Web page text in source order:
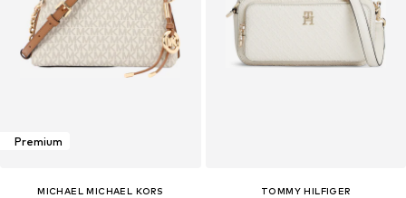
Premium
MICHAEL MICHAEL KORS
TOMMY HILFIGER